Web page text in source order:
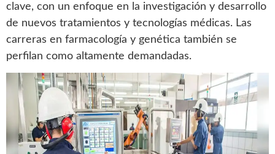
clave, con un enfoque en la investigación y desarrollo
de nuevos tratamientos y tecnologías médicas. Las
carreras en farmacología y genética también se
perfilan como altamente demandadas.